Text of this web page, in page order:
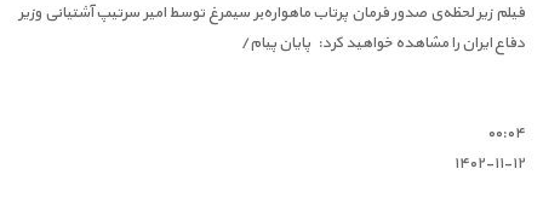
فیلم زیر لحظه‌ی صدور فرمان پرتاب ماهواره‌بر سیمرغ توسط امیر سرتیپ آشتیانی وزیر
دفاع ایران را مشاهده خواهید کرد: پایان پیام/
۰۰:۰۴
۱۴۰۲-۱۱-۱۲